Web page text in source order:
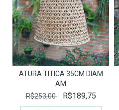
ATURA TITICA 35CM DIAM
AM
R$253,00
R$189,75